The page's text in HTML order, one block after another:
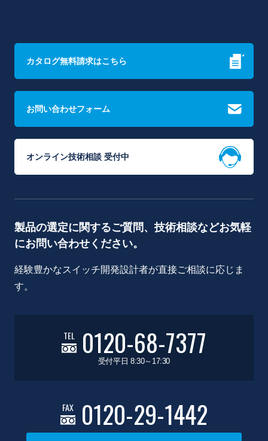
カタログ無料請求はこちら
お問い合わせフォーム
オンライン技術相談 受付中
製品の選定に関するご質問、技術相談などお気軽
にお問い合わせください。
経験豊かなスイッチ開発設計者が直接ご相談に応じま
す。
TEL 0120-68-7377
受付平日 8:30～17:30
FAX 0120-29-1442